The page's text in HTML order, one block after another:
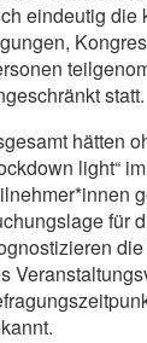
eindeutig die
statt.
hätten
light“
für